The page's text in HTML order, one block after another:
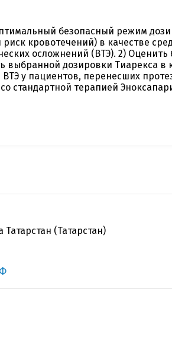
безопасный режим
кровотечений) в качестве
осложнений (ВТЭ). 2) Оценить
выбранной дозировки Тиарекса в
у пациентов, перенесших
стандартной терапией
Татарстан (Татарстан)